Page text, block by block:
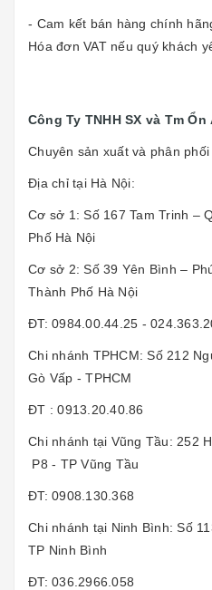
- Cam kết bán hàng chính
Hóa đơn VAT nếu quý khách
Công Ty TNHH SX và Tm
Chuyên sản xuất và phân
Địa chỉ tại Hà Nội:
Cơ sở 1: Số 167 Tam Trinh –
Phố Hà Nội
Cơ sở 2: Số 39 Yên Bình –
Thành Phố Hà Nội
ĐT: 0984.00.44.25 -
Chi nhánh TPHCM: Số 212
Gò Vấp - TPHCM
ĐT : 0913.20.40.86
Chi nhánh tại Vũng Tầu: 252
P8 - TP Vũng Tầu
ĐT: 0908.130.368
Chi nhánh tại Ninh Bình: Số
TP Ninh Bình
ĐT: 036.2966.058